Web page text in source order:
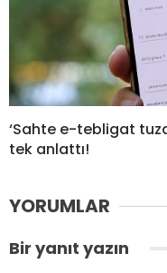
‘Sahte e-tebligat
tek anlattı!
YORUMLAR
Bir yanıt yazın